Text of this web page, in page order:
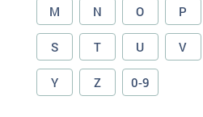
M N O P
S T U V
Y Z 0-9